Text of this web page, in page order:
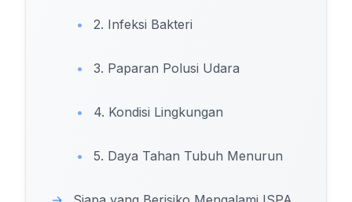
• 2. Infeksi Bakteri
• 3. Paparan Polusi Udara
• 4. Kondisi Lingkungan
• 5. Daya Tahan Tubuh Menurun